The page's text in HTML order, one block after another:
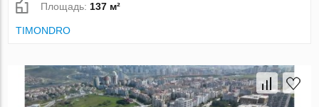
Площадь: 137 м²
TIMONDRO